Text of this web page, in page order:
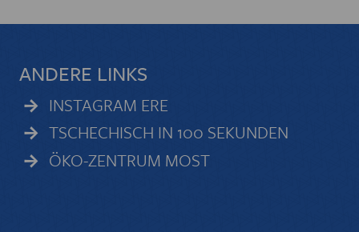
ANDERE LINKS
INSTAGRAM ERE
TSCHECHISCH IN 100 SEKUNDEN
ÖKO-ZENTRUM MOST